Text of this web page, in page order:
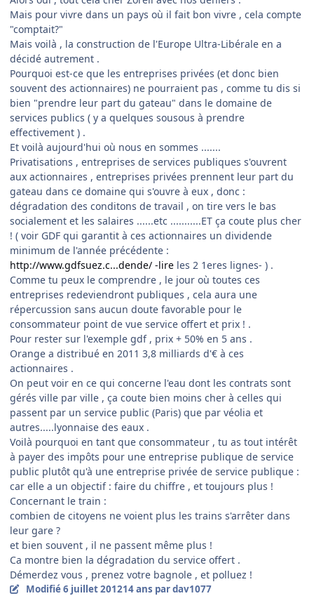
Mais pour vivre dans un pays où il fait bon vivre , cela compte
"comptait?"
Mais voilà , la construction de l'Europe Ultra-Libérale en a
décidé autrement .
Pourquoi est-ce que les entreprises privées (et donc bien
souvent des actionnaires) ne pourraient pas , comme tu dis si
bien "prendre leur part du gateau" dans le domaine de
services publics ( y a quelques sousous à prendre
effectivement ) .
Et voilà aujourd'hui où nous en sommes .......
Privatisations , entreprises de services publiques s'ouvrent
aux actionnaires , entreprises privées prennent leur part du
gateau dans ce domaine qui s'ouvre à eux , donc :
dégradation des conditons de travail , on tire vers le bas
socialement et les salaires ......etc ...........ET ça coute plus cher
! ( voir GDF qui garantit à ces actionnaires un dividende
minimum de l'année précédente :
http://www.gdfsuez.c...dende/ -lire les 2 1eres lignes- ) .
Comme tu peux le comprendre , le jour où toutes ces
entreprises redeviendront publiques , cela aura une
répercussion sans aucun doute favorable pour le
consommateur point de vue service offert et prix ! .
Pour rester sur l'exemple gdf , prix + 50% en 5 ans .
Orange a distribué en 2011 3,8 milliards d'€ à ces
actionnaires .
On peut voir en ce qui concerne l'eau dont les contrats sont
gérés ville par ville , ça coute bien moins cher à celles qui
passent par un service public (Paris) que par véolia et
autres.....lyonnaise des eaux .
Voilà pourquoi en tant que consommateur , tu as tout intérêt
à payer des impôts pour une entreprise publique de service
public plutôt qu'à une entreprise privée de service publique :
car elle a un objectif : faire du chiffre , et toujours plus !
Concernant le train :
combien de citoyens ne voient plus les trains s'arrêter dans
leur gare ?
et bien souvent , il ne passent même plus !
Ca montre bien la dégradation du service offert .
Démerdez vous , prenez votre bagnole , et polluez !
Modifié6 juillet 201214 ans par dav1077